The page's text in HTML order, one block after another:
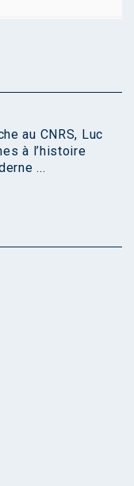
au CNRS, Luc
à l’histoire
...